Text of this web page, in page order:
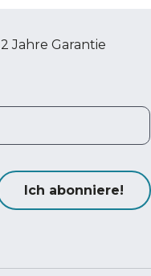
2 Jahre Garantie
Ich abonniere!